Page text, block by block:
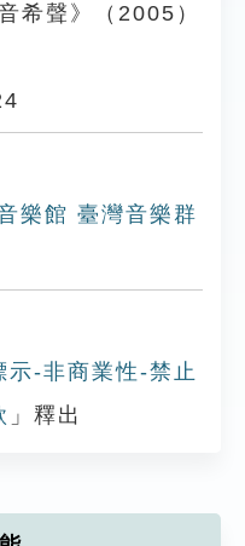
希聲》（2005）
樂館 臺灣音樂群
示-非商業性-禁止
」釋出